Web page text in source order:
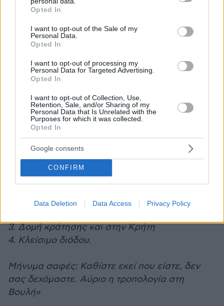
grant or deny consent to Google and its third-party tags to
use your data for below specified purposes in below Google
consent section.
Opted In
I want to opt-out of the Sale of my
Personal Data.
Opted In
I want to opt-out of processing my
Personal Data for Targeted Advertising.
Opted In
I want to opt-out of Collection, Use,
Retention, Sale, and/or Sharing of my
Personal Data that Is Unrelated with the
Purposes for which it was collected.
Opted In
Google consents
CONFIRM
Data Deletion Data Access Privacy Policy
Μήνυμα Πλεύρη στα αγγλικά: Δεν είστε
Το δικό του μήνυμα προς τους διακινητές, αλλά
αγγλικά - ο υπουργός Μετανάστευσης και
Ασύλου Θάνος Πλεύρης. Όπως αναφέρει, το
«μήνυμα είναι σαφές: Καθίστε εκεί που είστε,
δεν σας δεχόμαστε».
Η ανάρτηση του Θάνου Πλεύρη:
«Άμεσα Μέτρα για την αντιμετώπιση της
εισβολής από τη Β. Αφρική
1. Αναστολή εξέτασης ασύλου
3. Δομή κράτησης και στην Κρήτη
4. Κλείσιμο διόδου.
Μήνυμα σαφές: Καθίστε εκεί που είστε, δεν
σας δεχόμαστε. Αύριο η τροπολογία στη
Βουλή»